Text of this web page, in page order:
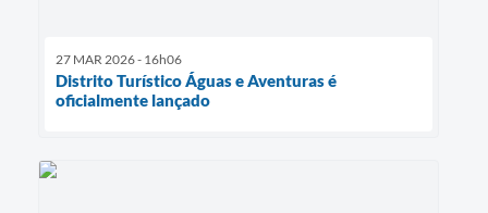
27 MAR 2026 - 16h06
Distrito Turístico Águas e Aventuras é
oficialmente lançado